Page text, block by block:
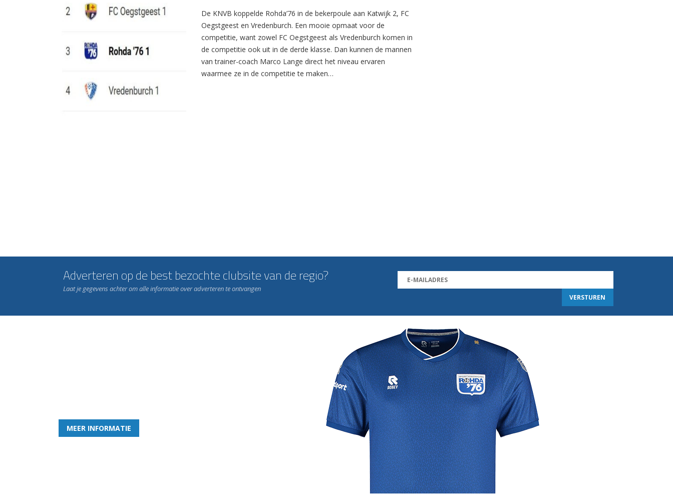
De KNVB koppelde Rohda’76 in de bekerpoule aan Katwijk 2, FC
Oegstgeest en Vredenburch. Een mooie opmaat voor de
competitie, want zowel FC Oegstgeest als Vredenburch komen in
de competitie ook uit in de derde klasse. Dan kunnen de mannen
van trainer-coach Marco Lange direct het niveau ervaren
waarmee ze in de competitie te maken…
Adverteren op de best bezochte clubsite van de regio?
Laat je gegevens achter om alle informatie over adverteren te ontvangen
MEER INFORMATIE